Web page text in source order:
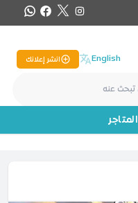
English انشر إعلانك
المتاجر